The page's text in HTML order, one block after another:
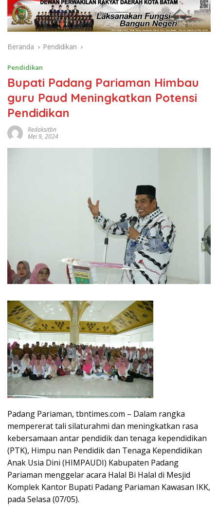
Beranda Pendidikan
Pendidikan
Bupati Padang Pariaman Himbau
guru Paud Meningkatkan Potensi
Pendidikan
Redaksitbn
Mei 9, 2024
Padang Pariaman, tbntimes.com – Dalam rangka
mempererat tali silaturahmi dan meningkatkan rasa
kebersamaan antar pendidik dan tenaga kependidikan
(PTK), Himpu nan Pendidik dan Tenaga Kependidikan
Anak Usia Dini (HIMPAUDI) Kabupaten Padang
Pariaman menggelar acara Halal Bi Halal di Mesjid
Komplek Kantor Bupati Padang Pariaman Kawasan IKK,
pada Selasa (07/05).